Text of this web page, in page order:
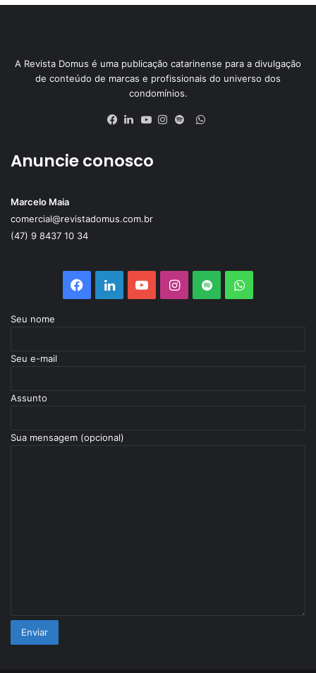
A Revista Domus é uma publicação catarinense para a divulgação
de conteúdo de marcas e profissionais do universo dos
condomínios.
Anuncie conosco
Marcelo Maia
comercial@revistadomus.com.br
(47) 9 8437 10 34
Seu nome
Seu e-mail
Assunto
Sua mensagem (opcional)